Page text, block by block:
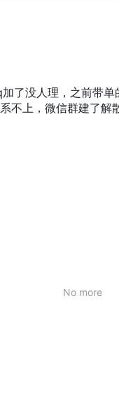
了没人理，之前带
不上，微信群建了解
No more